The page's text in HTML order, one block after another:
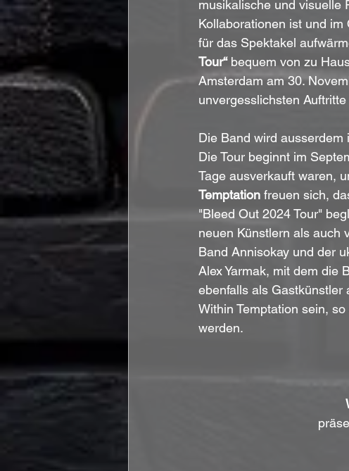
musikalische und visuelle
Kollaborationen ist und
für das Spektakel
Tour“ bequem von zu
Amsterdam am 30.
unvergesslichsten
Die Band wird
Die Tour beginnt im
Tage ausverkauft waren,
Temptation freuen sich,
"Bleed Out 2024 Tour"
neuen Künstlern als auch
Band Annisokay und der
Alex Yarmak, mit dem die
ebenfalls als Gastkünstler
Within Temptation sein,
werden.